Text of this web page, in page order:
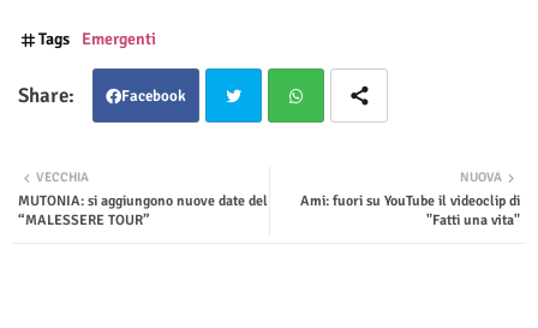
Tags Emergenti
Facebook
ter tsap
NUOVA
Ami: fuori su YouTube il videoclip di
"Fatti una vita"
VECCHIA
MUTONIA: si aggiungono nuove date del
“MALESSERE TOUR”